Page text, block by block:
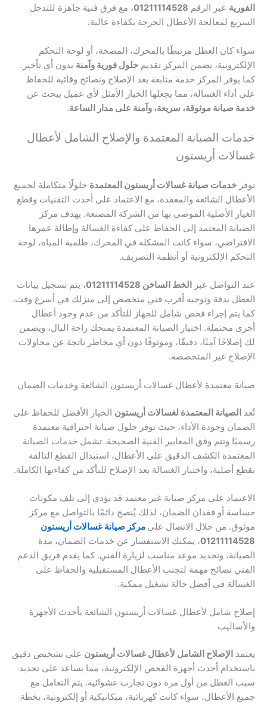
الفورية عبر الرقم 01211114528، مع فرق فنية جاهزة للتدخل
السريع لمعالجة الأعطال الحرجة بكفاءة عالية.
سواء كان العطل مرتبطًا بالمحرك، المضخة، أو لوحة التحكم
الإلكترونية، يضمن المركز تقديم حلول فورية وآمنة بدون أي تأخير.
كما يوفر المركز خدمة متابعة بعد الإصلاح ونصائح وقائية للحفاظ
على أداء الغسالة، مما يجعلها الخيار الأمثل لأي عميل يبحث عن
خدمة صيانة موثوقة، سريعة، وآمنة على مدار الساعة.
خدمات الصيانة المعتمدة والإصلاح الشامل لأعطال
غسالات أريستون
توفر خدمات صيانة غسالات أريستون المعتمدة حلولًا متكاملة لجميع
الأعطال الشائعة والمعقدة، مع الاعتماد على أحدث التقنيات وقطع
الغيار الأصلية الموصى بها من الشركة المصنعة. يهدف مركز
الصيانة المعتمد إلى الحفاظ على كفاءة الغسالة وإطالة عمرها
الافتراضي، سواء كانت المشكلة في المحرك، طلمبة المياه، لوحة
التحكم الإلكترونية أو أنظمة التصريف.
عند التواصل عبر الخط الساخن 01211114528
، يتم تسجيل بيانات
العطل بدقة وتوجيه أقرب فني متخصص إلى منزلك في أسرع وقت.
كما يتم إجراء فحص شامل للجهاز للتأكد من عدم وجود أعطال
أخرى محتملة. اختيار الصيانة المعتمدة يمنحك راحة البال، ويضمن
لك إصلاحًا آمنًا، دقيقًا، وموثوقًا دون أي مخاطر ناتجة عن محاولات
الإصلاح غير المتخصصة.
صيانة معتمدة لأعطال غسالات أريستون الشائعة وخدمات الضمان
تُعد الصيانة المعتمدة لغسالات أريستون الخيار الأفضل للحفاظ على
الضمان وجودة الأداء، حيث توفر حلول صيانة احترافية معتمدة
رسميًا وتتم وفق المعايير الفنية الصحيحة. تشمل خدمات الصيانة
المعتمدة الكشف الدقيق على الأعطال، استبدال القطع التالفة
بقطع أصلية، واختبار الغسالة بعد الإصلاح للتأكد من كفاءتها الكاملة.
الاعتماد على مركز صيانة غير معتمد قد يؤدي إلى تلف مكونات
حساسة أو فقدان الضمان، لذلك يُنصح دائمًا بالتواصل مع مركز
موثوق. من خلال الاتصال على مركز صيانة غسالات أريستون
01211114528، يمكنك الاستفسار عن خدمات الضمان، مدة
الصيانة، وتحديد موعد مناسب لزيارة الفني. كما يقدم فريق الدعم
الفني نصائح مهمة لتجنب الأعطال المستقبلية والحفاظ على
الغسالة في أفضل حالة تشغيل ممكنة.
إصلاح شامل لأعطال غسالات أريستون الشائعة بأحدث الأجهزة
والأساليب
يعتمد الإصلاح الشامل لأعطال غسالات أريستون على تشخيص دقيق
باستخدام أحدث أجهزة الفحص الإلكترونية، مما يساعد على تحديد
سبب العطل من أول مرة دون تجارب عشوائية. يتم التعامل مع
جميع الأعطال، سواء كانت كهربائية، ميكانيكية أو إلكترونية، بخطة